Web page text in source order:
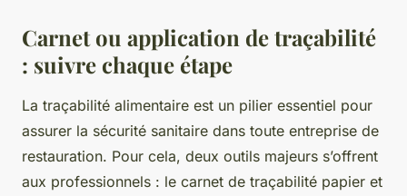
Carnet ou application de traçabilité
: suivre chaque étape
La traçabilité alimentaire est un pilier essentiel pour
assurer la sécurité sanitaire dans toute entreprise de
restauration. Pour cela, deux outils majeurs s’offrent
aux professionnels : le carnet de traçabilité papier et